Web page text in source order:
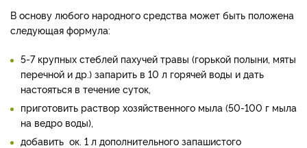
В основу любого народного средства может быть положена
следующая формула:
5-7 крупных стеблей пахучей травы (горькой полыни, мяты
перечной и др.) запарить в 10 л горячей воды и дать
настояться в течение суток,
приготовить раствор хозяйственного мыла (50-100 г мыла
на ведро воды),
добавить ок. 1 л дополнительного запашистого